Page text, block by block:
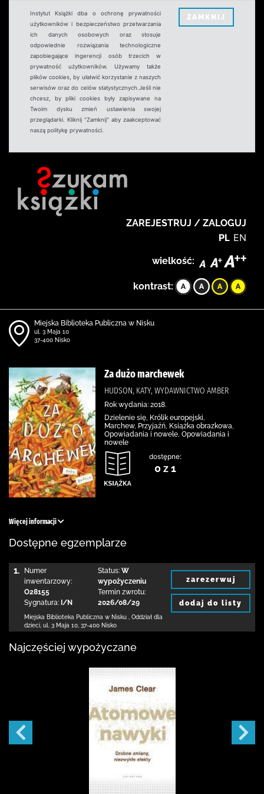
Instytut Książki dba o ochronę prywatności
użytkowników i bezpieczeństwo przetwarzania
ich danych osobowych oraz stosuje
odpowiednie rozwiązania technologiczne
zapobiegające ingerencji osób trzecich w
prywatność użytkowników. Używamy także
plików cookies, by ułatwić korzystanie z naszych
serwisów oraz do celów statystycznych.Jeśli nie
chcesz, by pliki cookies były zapisywane na
Twoim dysku zmień ustawienia swojej
przeglądarki. Kliknij "Zamknij" aby zaakceptować
naszą politykę prywatności.
ZAMKNIJ
ZAREJESTRUJ / ZALOGUJ
PL EN
wielkość:
kontrast:
Miejska Biblioteka Publiczna w Nisku
ul. 3 Maja 10
37-400 Nisko
Za dużo marchewek
HUDSON, KATY, WYDAWNICTWO AMBER
Rok wydania: 2018.
Dzielenie się, Królik europejski,
Marchew, Przyjaźń, Książka obrazkowa,
Opowiadania i nowele, Opowiadania i
nowele
dostępne:
0 z 1
Więcej informacji
Dostępne egzemplarze
1.
Numer
inwentarzowy:
O28155
Sygnatura: I/N
Status: W
wypożyczeniu
Termin zwrotu:
2026/08/29
Miejska Biblioteka Publiczna w Nisku
Oddział dla
dzieci, ul. 3 Maja 10 37-400 Nisko
zarezerwuj
dodaj do listy
Najczęściej wypożyczane